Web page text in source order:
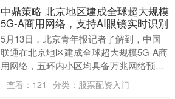
中鼎策略 北京地区建成全球超大规模
5G-A商用网络，支持AI眼镜实时识别
5月13日，北京青年报记者了解到，中国
联通在北京地区建成全球超大规模5G-A商
用网络，五环内小区均具备万兆网络预约
受理能力。 据介绍，北京地区已建成全国
最大规模....
查看： 121 分类： 股票配资入门